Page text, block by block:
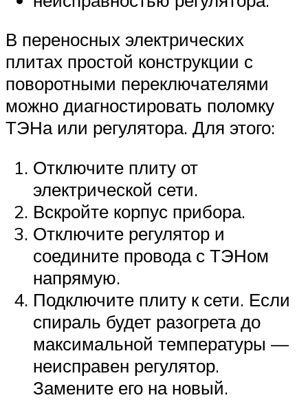
В переносных электрических
плитах простой конструкции с
поворотными переключателями
можно диагностировать поломку
ТЭНа или регулятора. Для этого:
Отключите плиту от
электрической сети.
Вскройте корпус прибора.
Отключите регулятор и
соедините провода с ТЭНом
напрямую.
Подключите плиту к сети. Если
спираль будет разогрета до
максимальной температуры —
неисправен регулятор.
Замените его на новый.